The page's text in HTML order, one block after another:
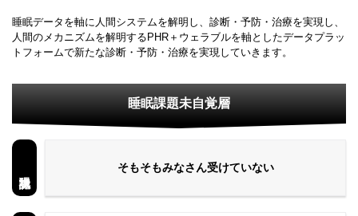
睡眠データを軸に人間システムを解明し、診断・予防・治療を実現し、
人間のメカニズムを解明するPHR＋ウェラブルを軸としたデータプラッ
トフォームで新たな診断・予防・治療を実現していきます。
睡眠課題未自覚層
そもそもみなさん受けていない